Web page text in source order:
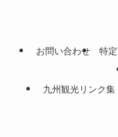
お問い合わせ 特
九州観光リンク